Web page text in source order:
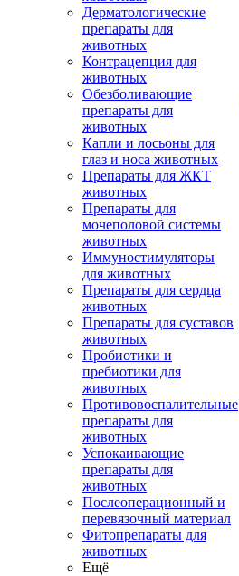
Дерматологические
препараты для
животных
Контрацепция для
животных
Обезболивающие
препараты для
животных
Капли и лосьоны для
глаз и носа животных
Препараты для ЖКТ
животных
Препараты для
мочеполовой системы
животных
Иммуностимуляторы
для животных
Препараты для сердца
животных
Препараты для суставов
животных
Пробиотики и
пребиотики для
животных
Противовоспалительные
препараты для
животных
Успокаивающие
препараты для
животных
Послеоперационный и
перевязочный материал
Фитопрепараты для
животных
Ещё